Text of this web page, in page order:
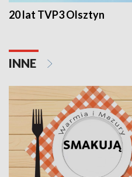
20 lat TVP3 Olsztyn
INNE